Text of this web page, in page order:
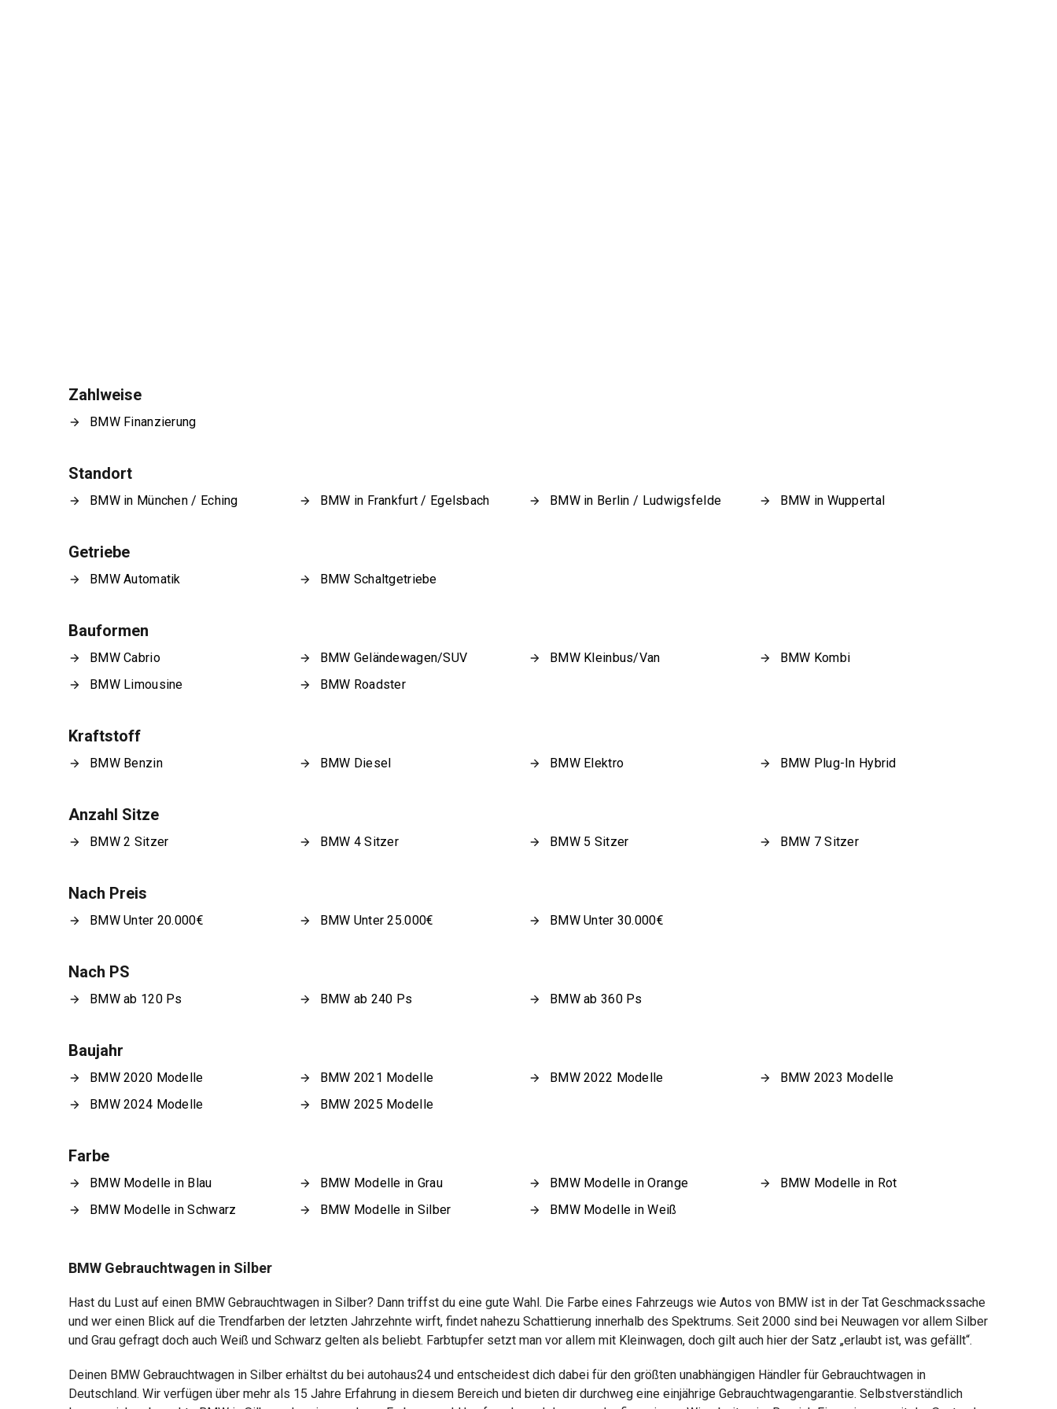
Zahlweise
BMW Finanzierung
Standort
BMW in München / Eching BMW in Frankfurt / Egelsbach BMW in Berlin / Ludwigsfelde BMW in Wuppertal
Getriebe
BMW Automatik BMW Schaltgetriebe
Bauformen
BMW Cabrio BMW Geländewagen/SUV BMW Kleinbus/Van
BMW Kombi
BMW Limousine
BMW Roadster
Kraftstoff
BMW Benzin BMW Diesel BMW Elektro BMW Plug-In Hybrid
Anzahl Sitze
BMW 2 Sitzer BMW 4 Sitzer BMW 5 Sitzer BMW 7 Sitzer
Nach Preis
BMW Unter 20.000€ BMW Unter 25.000€ BMW Unter 30.000€
Nach PS
BMW ab 120 Ps BMW ab 240 Ps BMW ab 360 Ps
Baujahr
BMW 2020 Modelle BMW 2021 Modelle BMW 2022 Modelle
BMW 2023 Modelle
BMW 2024 Modelle
BMW 2025 Modelle
Farbe
BMW Modelle in Blau BMW Modelle in Grau BMW Modelle in Orange
BMW Modelle in Rot
BMW Modelle in Schwarz
BMW Modelle in Silber BMW Modelle in Weiß
BMW Gebrauchtwagen in Silber
Hast du Lust auf einen BMW Gebrauchtwagen in Silber? Dann triffst du eine gute Wahl. Die Farbe eines Fahrzeugs wie Autos von BMW ist in der Tat Geschmackssache
und wer einen Blick auf die Trendfarben der letzten Jahrzehnte wirft, findet nahezu Schattierung innerhalb des Spektrums. Seit 2000 sind bei Neuwagen vor allem Silber
und Grau gefragt doch auch Weiß und Schwarz gelten als beliebt. Farbtupfer setzt man vor allem mit Kleinwagen, doch gilt auch hier der Satz „erlaubt ist, was gefällt“.
Deinen BMW Gebrauchtwagen in Silber erhältst du bei autohaus24 und entscheidest dich dabei für den größten unabhängigen Händler für Gebrauchtwagen in
Deutschland. Wir verfügen über mehr als 15 Jahre Erfahrung in diesem Bereich und bieten dir durchweg eine einjährige Gebrauchtwagengarantie. Selbstverständlich